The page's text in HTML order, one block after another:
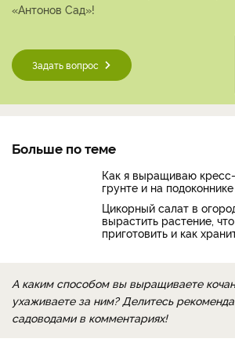
«Антонов Сад»!
Задать вопрос
Больше по теме
Как я выращиваю
грунте и на подоконнике
Цикорный салат в
вырастить растение,
приготовить и как
А каким способом вы выращиваете
ухаживаете за ним? Делитесь
садоводами в комментариях!